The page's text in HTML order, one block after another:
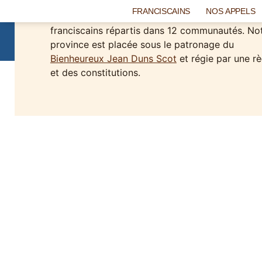
FRANCISCAINS NOS APPELS
NOTRE
entier. Nous sommes une centaine de frères
franciscains répartis dans 12 communautés.
province est placée sous le patronage du
Bienheureux Jean Duns Scot et régie par une
et des constitutions.